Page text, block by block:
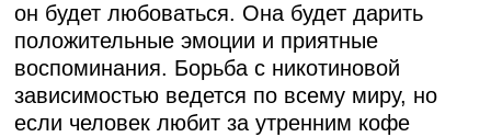
он будет любоваться. Она будет дарить
положительные эмоции и приятные
воспоминания. Борьба с никотиновой
зависимостью ведется по всему миру, но
если человек любит за утренним кофе